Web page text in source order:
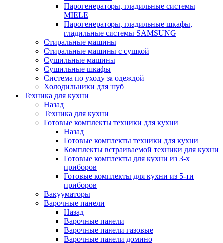
Парогенераторы, гладильные системы
MIELE
Парогенераторы, гладильные шкафы,
гладильные системы SAMSUNG
Стиральные машины
Стиральные машины с сушкой
Сушильные машины
Сушильные шкафы
Система по уходу за одеждой
Холодильники для шуб
Техника для кухни
Назад
Техника для кухни
Готовые комплекты техники для кухни
Назад
Готовые комплекты техники для кухни
Комплекты встраиваемой техники для кухни
Готовые комплекты для кухни из 3-х
приборов
Готовые комплекты для кухни из 5-ти
приборов
Вакууматоры
Варочные панели
Назад
Варочные панели
Варочные панели газовые
Варочные панели домино